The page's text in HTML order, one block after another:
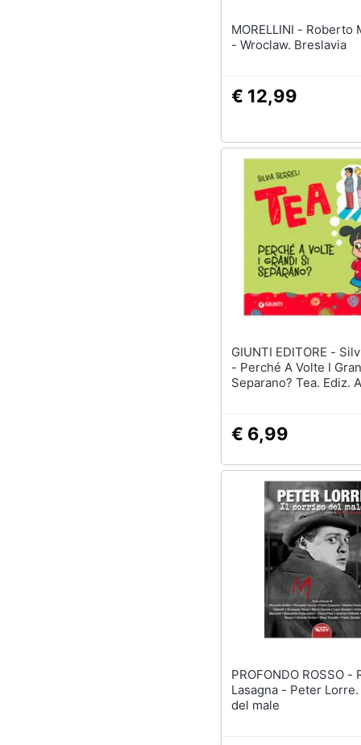
MORELLINI - Roberto M. Polce
- Wroclaw. Breslavia
€ 12,99
GIUNTI EDITORE - Silvia Serreli
- Perché A Volte I
Separano? Tea. Ediz.
€ 6,99
PROFONDO ROSSO - Roberto
Lasagna - Peter
del male